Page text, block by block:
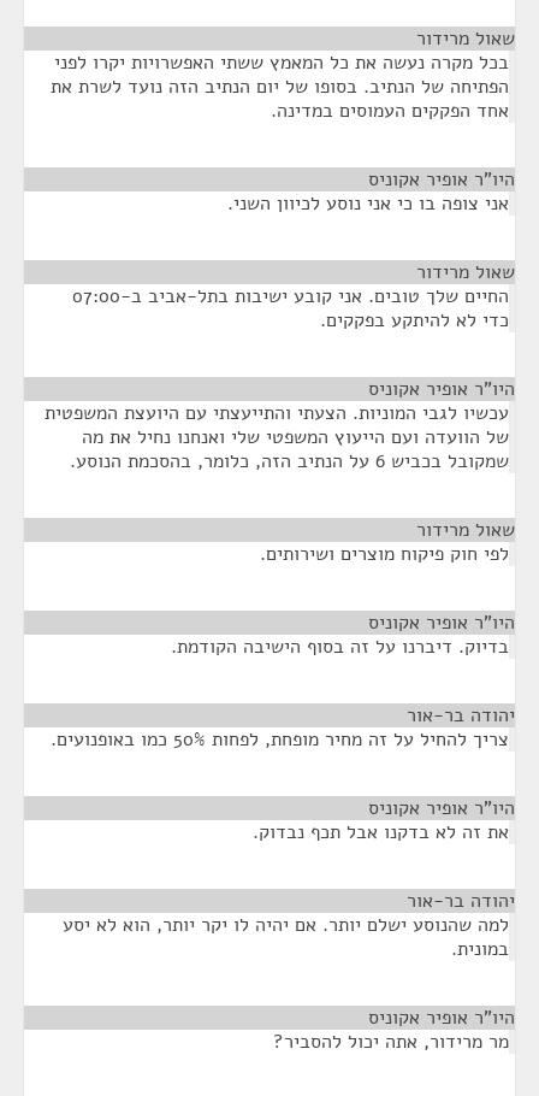
שאול מרידור
בכל מקרה נעשה את כל המאמץ ששתי האפשרויות יקרו לפני
הפתיחה של הנתיב. בסופו של יום הנתיב הזה נועד לשרת את
אחד הפקקים העמוסים במדינה.
היו"ר אופיר אקוניס
אני צופה בו כי אני נוסע לכיוון השני.
שאול מרידור
החיים שלך טובים. אני קובע ישיבות בתל-אביב ב-07:00
כדי לא להיתקע בפקקים.
היו"ר אופיר אקוניס
עכשיו לגבי המוניות. הצעתי והתייעצתי עם היועצת המשפטית
של הוועדה ועם הייעוץ המשפטי שלי ואנחנו נחיל את מה
שמקובל בכביש 6 על הנתיב הזה, כלומר, בהסכמת הנוסע.
שאול מרידור
לפי חוק פיקוח מוצרים ושירותים.
היו"ר אופיר אקוניס
בדיוק. דיברנו על זה בסוף הישיבה הקודמת.
יהודה בר-אור
צריך להחיל על זה מחיר מופחת, לפחות 50% כמו באופנועים.
היו"ר אופיר אקוניס
את זה לא בדקנו אבל תכף נבדוק.
יהודה בר-אור
למה שהנוסע ישלם יותר. אם יהיה לו יקר יותר, הוא לא יסע
במונית.
היו"ר אופיר אקוניס
מר מרידור, אתה יכול להסביר?